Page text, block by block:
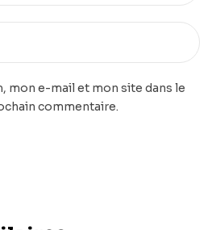
mon e-mail et mon site dans le
commentaire.